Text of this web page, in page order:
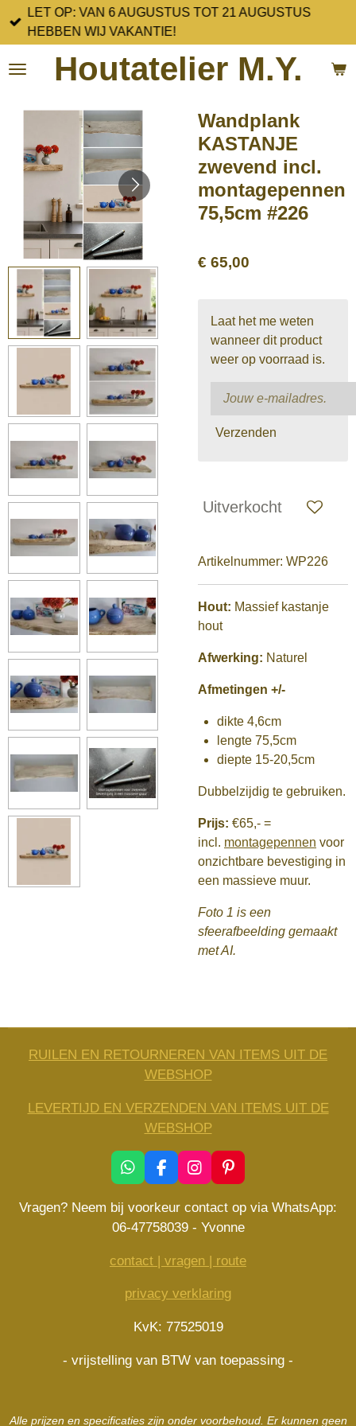
Ga
direct
de
Houtatelier M.Y.
LET OP: VAN 6 AUGUSTUS TOT 21 AUGUSTUS
HEBBEN WIJ VAKANTIE!
Wandplank
KASTANJE
zwevend incl.
montagepennen
75,5cm #226
€ 65,00
Laat het me weten
wanneer dit product
weer op voorraad is.
Verzenden
Uitverkocht
Artikelnummer: WP226
Hout: Massief kastanje
hout
Afwerking: Naturel
Afmetingen +/-
dikte 4,6cm
lengte 75,5cm
diepte 15-20,5cm
Dubbelzijdig te gebruiken.
Prijs: €65,- =
incl. montagepennen voor
onzichtbare bevestiging in
een massieve muur.
Foto 1 is een
sfeerafbeelding gemaakt
met AI.
RUILEN EN RETOURNEREN VAN ITEMS UIT DE
WEBSHOP
LEVERTIJD EN VERZENDEN VAN ITEMS UIT DE
WEBSHOP
W
a
s
p
F
c
e
b
o
I
s
r
m
P
n
e
e
t
Vragen? Neem bij voorkeur contact op via WhatsApp:
06-47758039 - Yvonne
contact | vragen | route
privacy verklaring
KvK: 77525019
- vrijstelling van BTW van toepassing -
Alle prijzen en specificaties zijn onder voorbehoud. Er kunnen geen